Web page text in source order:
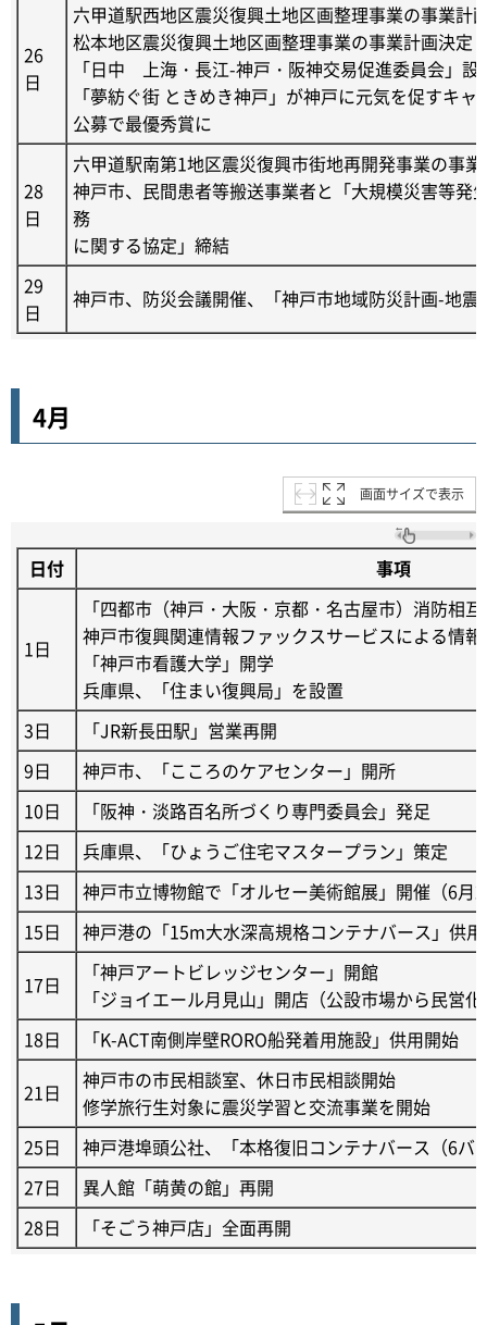
26
日
六甲道駅西地区震災復興土地区画整理事業の事業計
松本地区震災復興土地区画整理事業の事業計画決定
「日中 上海・長江-神戸・阪神交易促進委員会」設
「夢紡ぐ街 ときめき神戸」が神戸に元気を促すキャ
公募で最優秀賞に
28
日
六甲道駅南第1地区震災復興市街地再開発事業の事
神戸市、民間患者等搬送事業者と「大規模災害等発
務
に関する協定」締結
29
日
神戸市、防災会議開催、「神戸市地域防災計画-地震
4月
画面サイズで表示
日付 事項
1日
「四都市（神戸・大阪・京都・名古屋市）消防相
神戸市復興関連情報ファックスサービスによる情
「神戸市看護大学」開学
兵庫県、「住まい復興局」を設置
3日
「JR新長田駅」営業再開
9日
神戸市、「こころのケアセンター」開所
10日
「阪神・淡路百名所づくり専門委員会」発足
12日
兵庫県、「ひょうご住宅マスタープラン」策定
13日
神戸市立博物館で「オルセー美術館展」開催（6月
15日
神戸港の「15m大水深高規格コンテナバース」供
17日
「神戸アートビレッジセンター」開館
「ジョイエール月見山」開店（公設市場から民営
18日
「K-ACT南側岸壁RORO船発着用施設」供用開始
21日
神戸市の市民相談室、休日市民相談開始
修学旅行生対象に震災学習と交流事業を開始
25日
神戸港埠頭公社、「本格復旧コンテナバース（6バ
27日
異人館「萌黄の館」再開
28日
「そごう神戸店」全面再開